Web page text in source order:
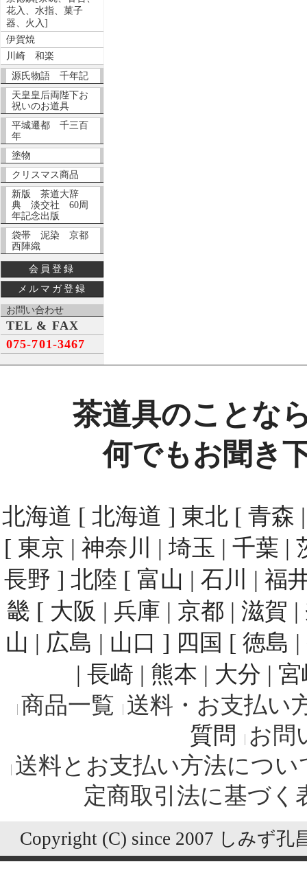
花入、水指、菓子
器、火入]
伊賀焼
川崎 和楽
源氏物語 千年記
天皇皇后両陛下お
祝いのお道具
平城遷都 千三百
年
塗物
クリスマス商品
新版 茶道大辞
典 淡交社 60周
年記念出版
袋帯 泥染 京都
西陣織
会員登録
メルマガ登録
お問い合わせ
TEL & FAX
075-701-3467
茶道具のことな
何でもお聞き
北海道 [ 北海道 ] 東北 [ 青森
[ 東京 | 神奈川 | 埼玉 | 千葉 |
長野 ] 北陸 [ 富山 | 石川 | 福
畿 [ 大阪 | 兵庫 | 京都 | 滋賀
山 | 広島 | 山口 ] 四国 [ 徳島
| 長崎 | 熊本 | 大分 |
商品一覧 送料・お支払い
質問
お問
送料とお支払い方法につい
定商取引法に基づく
Copyright (C) since 2007 しみず